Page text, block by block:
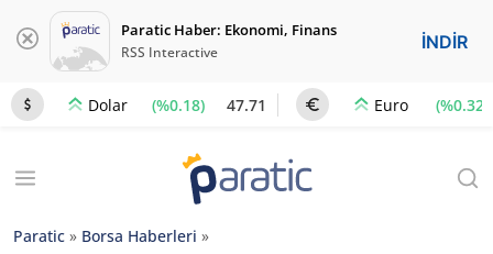
Paratic Haber: Ekonomi, Finans
RSS Interactive İNDİR
Dolar (%0.18) 47.71 Euro (%0.32)
Paratic » Borsa Haberleri »